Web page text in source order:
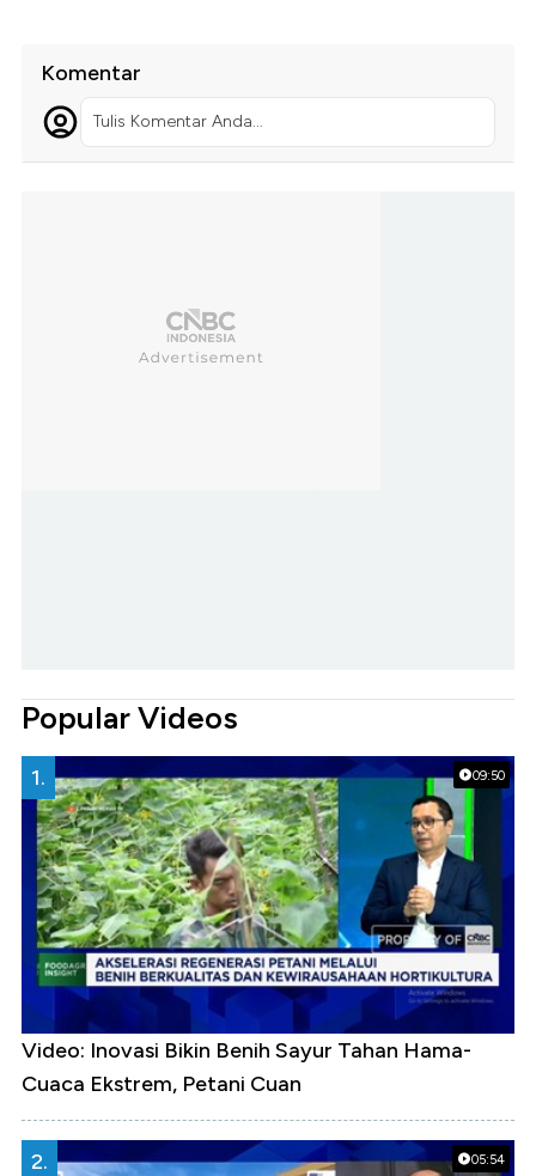
Komentar
Tulis Komentar Anda...
Popular Videos
09:50
1.
Video: Inovasi Bikin Benih Sayur Tahan Hama-
Cuaca Ekstrem, Petani Cuan
05:54
2.